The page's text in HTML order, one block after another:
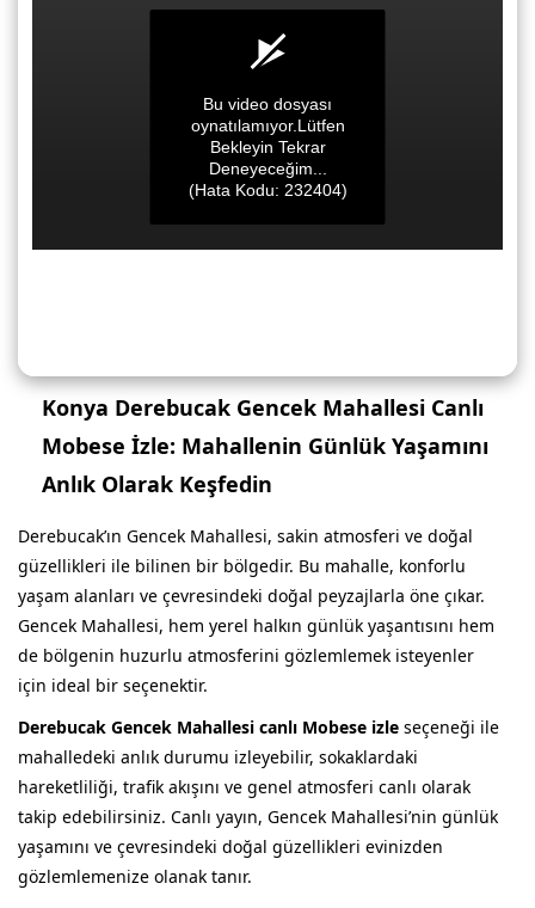
Konya Derebucak Gencek Mahallesi Canlı
Mobese İzle: Mahallenin Günlük Yaşamını
Anlık Olarak Keşfedin
Derebucak’ın Gencek Mahallesi, sakin atmosferi ve doğal
güzellikleri ile bilinen bir bölgedir. Bu mahalle, konforlu
yaşam alanları ve çevresindeki doğal peyzajlarla öne çıkar.
Gencek Mahallesi, hem yerel halkın günlük yaşantısını hem
de bölgenin huzurlu atmosferini gözlemlemek isteyenler
için ideal bir seçenektir.
Derebucak Gencek Mahallesi canlı Mobese izle seçeneği ile
mahalledeki anlık durumu izleyebilir, sokaklardaki
hareketliliği, trafik akışını ve genel atmosferi canlı olarak
takip edebilirsiniz. Canlı yayın, Gencek Mahallesi’nin günlük
yaşamını ve çevresindeki doğal güzellikleri evinizden
gözlemlemenize olanak tanır.